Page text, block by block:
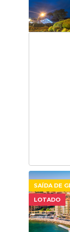
SAÍDA DE
LOTADO